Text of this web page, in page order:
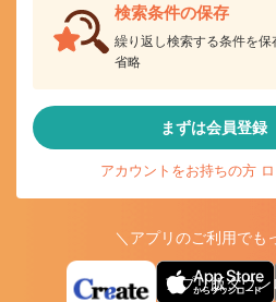
検索条件の保存
繰り返し検索する条件を
省略
まずは会員登録
アカウントをお持ちの方
＼アプリのご利用でも
アプリ版ダウ